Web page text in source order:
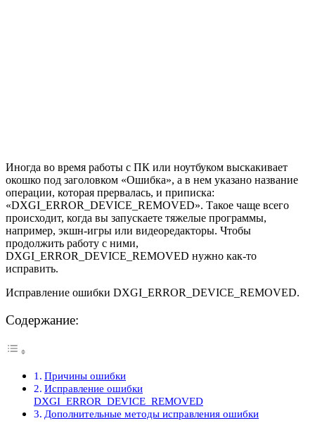
Иногда во время работы с ПК или ноутбуком выскакивает
окошко под заголовком «Ошибка», а в нем указано название
операции, которая прервалась, и приписка:
«DXGI_ERROR_DEVICE_REMOVED». Такое чаще всего
происходит, когда вы запускаете тяжелые программы,
например, экшн-игры или видеоредакторы. Чтобы
продолжить работу с ними,
DXGI_ERROR_DEVICE_REMOVED нужно как-то
исправить.
Исправление ошибки DXGI_ERROR_DEVICE_REMOVED.
Содержание:
Причины ошибки
Исправление ошибки
DXGI_ERROR_DEVICE_REMOVED
Дополнительные методы исправления ошибки